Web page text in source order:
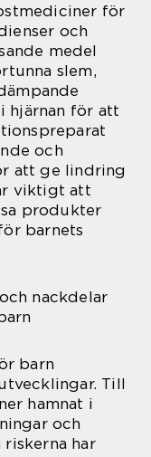
för
och
medel
slem,
hjärnan för att
och
att ge lindring
viktigt att
produkter
barnets
nackdelar
barn
Till
hamnat i
och
har